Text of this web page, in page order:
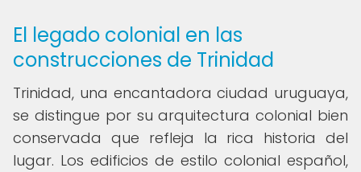
El legado colonial en las
construcciones de Trinidad
Trinidad, una encantadora ciudad uruguaya,
se distingue por su arquitectura colonial bien
conservada que refleja la rica historia del
lugar. Los edificios de estilo colonial español,